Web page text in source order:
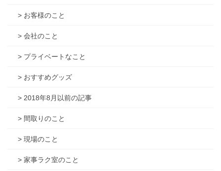
> お客様のこと
> 会社のこと
> プライベートなこと
> おすすめグッズ
> 2018年8月以前の記事
> 間取りのこと
> 現場のこと
> 家事ラク室のこと